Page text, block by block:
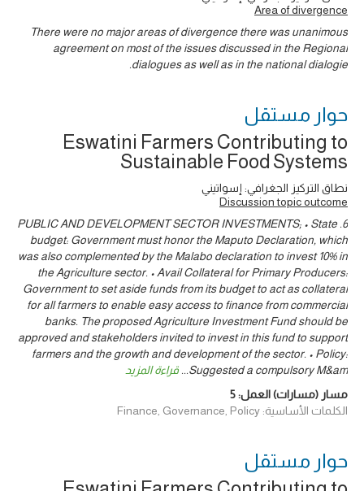
Area of divergence
There were no major areas of divergence there was unanimous
agreement on most of the issues discussed in the Regional
dialogues as well as in the national dialogie.
حوار ‎مستقل
Eswatini Farmers Contributing to
Sustainable Food Systems
نطاق التركيز الجغرافي: إسواتيني
Discussion topic outcome
6. PUBLIC AND DEVELOPMENT SECTOR INVESTMENTS; • State
budget: Government must honor the Maputo Declaration, which
was also complemented by the Malabo declaration to invest 10% in
the Agriculture sector. • Avail Collateral for Primary Producers:
Government to set aside funds from its budget to act as collateral
for all farmers to enable easy access to finance from commercial
banks. The proposed Agriculture Investment Fund should be
approved and stakeholders invited to invest in this fund to support
farmers and the growth and development of the sector. • Policy:
Suggested a compulsory M&am
... قراءة المزيد
مسار (مسارات) العمل:5
الكلمات الأساسية: Finance, Governance, Policy
حوار ‎مستقل